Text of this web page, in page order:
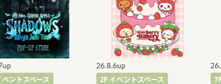
トスペース
26.8.6up
2F イベントスペース 7F